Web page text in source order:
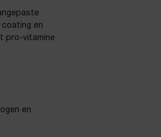
coating en
pro-vitamine
en